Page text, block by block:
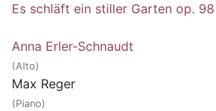
Es schläft ein stiller Garten op.
Anna Erler-Schnaudt
(Alto)
Max Reger
(Piano)